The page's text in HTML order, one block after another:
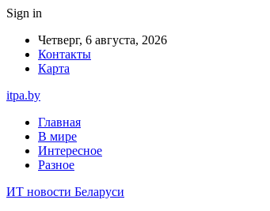
Sign in
Четверг, 6 августа, 2026
Контакты
Карта
itpa.by
Главная
В мире
Интересное
Разное
ИТ новости Беларуси